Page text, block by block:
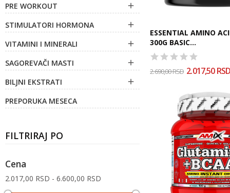
PRE WORKOUT 
STIMULATORI HORMONA 
VITAMINI I MINERALI 
SAGOREVAČI MASTI 
BILJNI EKSTRATI 
PREPORUKA MESECA
FILTRIRAJ PO
Cena
2.017,00 RSD - 6.600,00 RSD
ESSENTIAL AMINO
300G BASIC...
2.690,00 RSD 2.017,50